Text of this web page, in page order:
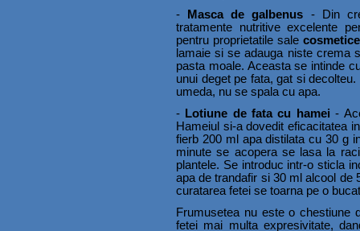
-
Masca de galbenus - Din
tratamente nutritive excelente
pentru proprietatile salecosmetice
lamaie si se adauga niste crema
pasta moale. Aceasta se intinde
unui deget pe fata, gat si
umeda, nu se spala cu apa.
- Lotiune de fata cu hamei -
Hameiul si-a dovedit eficacitatea
fierb 200 ml apa distilata cu 30 g
minute se acopera se lasa la
plantele. Se introduc intr-o sticla
apa de trandafir si 30 ml alcool de
curatarea fetei se toarna pe o
Frumusetea nu este o chestiune
fetei mai multa expresivitate,